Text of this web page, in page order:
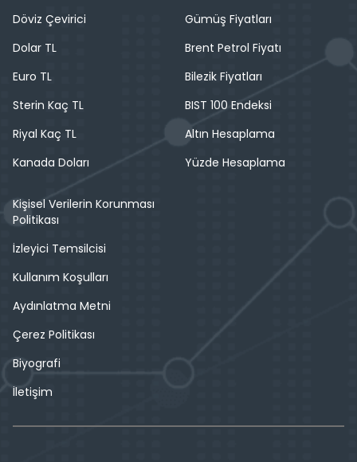
Döviz Çevirici
Dolar TL
Euro TL
Sterin Kaç TL
Riyal Kaç TL
Kanada Doları
Gümüş Fiyatları
Brent Petrol Fiyatı
Bilezik Fiyatları
BIST 100 Endeksi
Altın Hesaplama
Yüzde Hesaplama
Kişisel Verilerin Korunması
Politikası
İzleyici Temsilcisi
Kullanım Koşulları
Aydınlatma Metni
Çerez Politikası
Biyografi
İletişim